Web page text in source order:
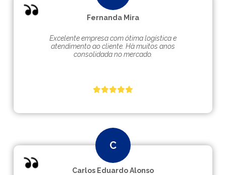
Fernanda Mira
Excelente empresa com ótima logística e
atendimento ao cliente. Hà muitos anos
consolidada no mercado.
Carlos Eduardo Alonso